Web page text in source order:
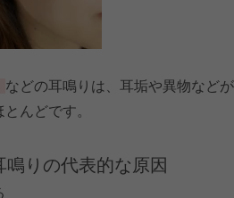
などの耳鳴りは、耳垢や異物などが
んどです。
鳴りの代表的な原因